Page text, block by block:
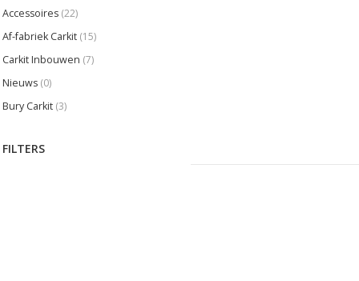
Accessoires (22)
Af-fabriek Carkit (15)
Carkit Inbouwen (7)
Nieuws (0)
Bury Carkit (3)
FILTERS